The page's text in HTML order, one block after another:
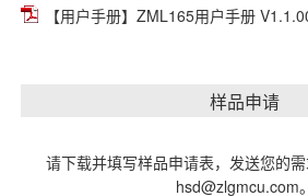
【用户手册】ZML165用户手册
样品申请
请下载并填写样品申请表，发送您的需
hsd@zlgmcu.com。